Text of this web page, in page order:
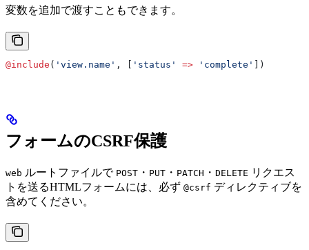
変数を追加で渡すこともできます。
@include ( 'view.name' , [ 'status' => 'complete' ])
フォームのCSRF保護
web ルートファイルで POST ・ PUT ・ PATCH ・ DELETE リクエス
トを送るHTMLフォームには、必ず @csrf ディレクティブを
含めてください。